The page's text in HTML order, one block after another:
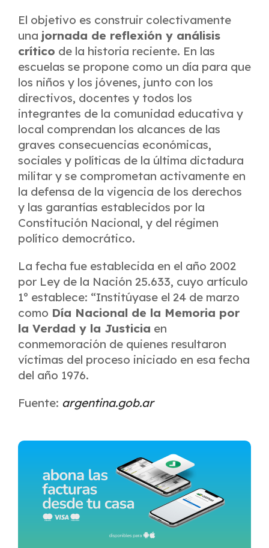
El objetivo es construir colectivamente
una jornada de reflexión y análisis
crítico de la historia reciente. En las
escuelas se propone como un día para que
los niños y los jóvenes, junto con los
directivos, docentes y todos los
integrantes de la comunidad educativa y
local comprendan los alcances de las
graves consecuencias económicas,
sociales y políticas de la última dictadura
militar y se comprometan activamente en
la defensa de la vigencia de los derechos
y las garantías establecidos por la
Constitución Nacional, y del régimen
político democrático.
La fecha fue establecida en el año 2002
por Ley de la Nación 25.633, cuyo artículo
1º establece: “Institúyase el 24 de marzo
como Día Nacional de la Memoria por
la Verdad y la Justicia en
conmemoración de quienes resultaron
víctimas del proceso iniciado en esa fecha
del año 1976.
Fuente: argentina.gob.ar